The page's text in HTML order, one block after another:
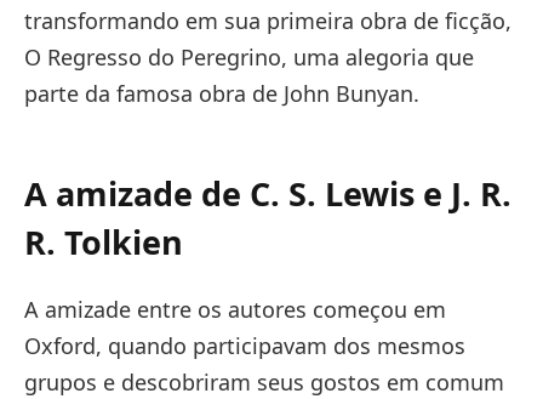
transformando em sua primeira obra de ficção,
O Regresso do Peregrino, uma alegoria que
parte da famosa obra de John Bunyan.
A amizade de C. S. Lewis e J. R.
R. Tolkien
A amizade entre os autores começou em
Oxford, quando participavam dos mesmos
grupos e descobriram seus gostos em comum